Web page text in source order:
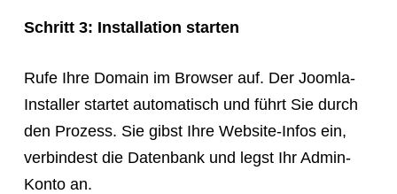
Schritt 3: Installation starten
Rufe Ihre Domain im Browser auf. Der Joomla-
Installer startet automatisch und führt Sie durch
den Prozess. Sie gibst Ihre Website-Infos ein,
verbindest die Datenbank und legst Ihr Admin-
Konto an.